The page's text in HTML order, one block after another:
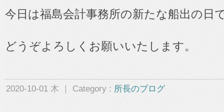
今日は福島会計事務所の新たな船出の日
どうぞよろしくお願いいたします。
2020-10-01 木 ｜ Category : 所長のブログ